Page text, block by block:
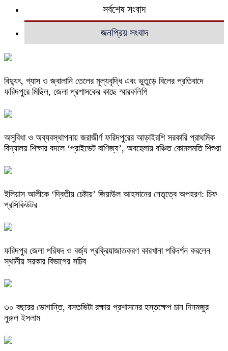
সর্বশেষ সংবাদ
জনপ্রিয় সংবাদ
বিদ্যুৎ, গ্যাস ও জ্বালানি তেলের মূল্যবৃদ্ধি এবং ভুতুড়ে বিলের প্রতিবাদে
ফরিদপুরে মিছিল, জেলা প্রশাসকের কাছে স্মারকলিপি
অসুবিধা ও অব্যবস্থাপনায় জরাজীর্ণ ফরিদপুরের আড়াইরশি সরকারি প্রাথমিক
বিদ্যালয় শিক্ষার বদলে ‘প্রাইভেট বাণিজ্য’, অবহেলায় বঞ্চিত কোমলমতি শিশুরা
ইলিয়াস আলীকে ‘দ্বিতীয় চেষ্টায়’ জিয়াউল আহসানের নেতৃত্বে অপহরণ: চিফ
প্রসিকিউটর
ফরিদপুর জেলা পরিষদ ও বর্জ্য প্রক্রিয়াজাতকরণ কারখানা পরিদর্শন করলেন
স্থানীয় সরকার বিভাগের সচিব
৩০ বছরের ভোগান্তি, বসতভিটা রক্ষায় প্রশাসনের হস্তক্ষেপ চান দিনমজুর
নুরুল ইসলাম